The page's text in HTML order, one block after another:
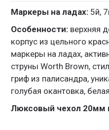
Маркеры на ладах: 5й,
Особенности: верхняя
корпус из цельного
маркеры на ладах,
струны Worth Brown,
гриф из палисандра,
голубая окантовка,
Люксовый чехол 20мм